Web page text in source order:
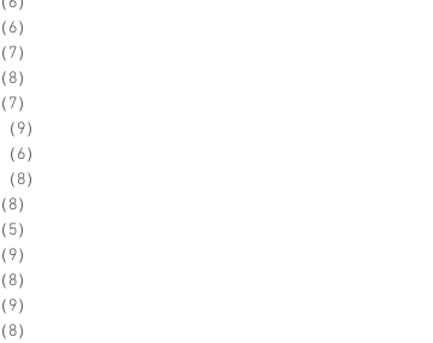
（6）
（7）
（8）
（7）
（9）
（6）
（8）
（8）
（5）
（9）
（8）
（9）
（8）